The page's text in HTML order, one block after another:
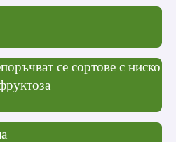
се сортове с ниско